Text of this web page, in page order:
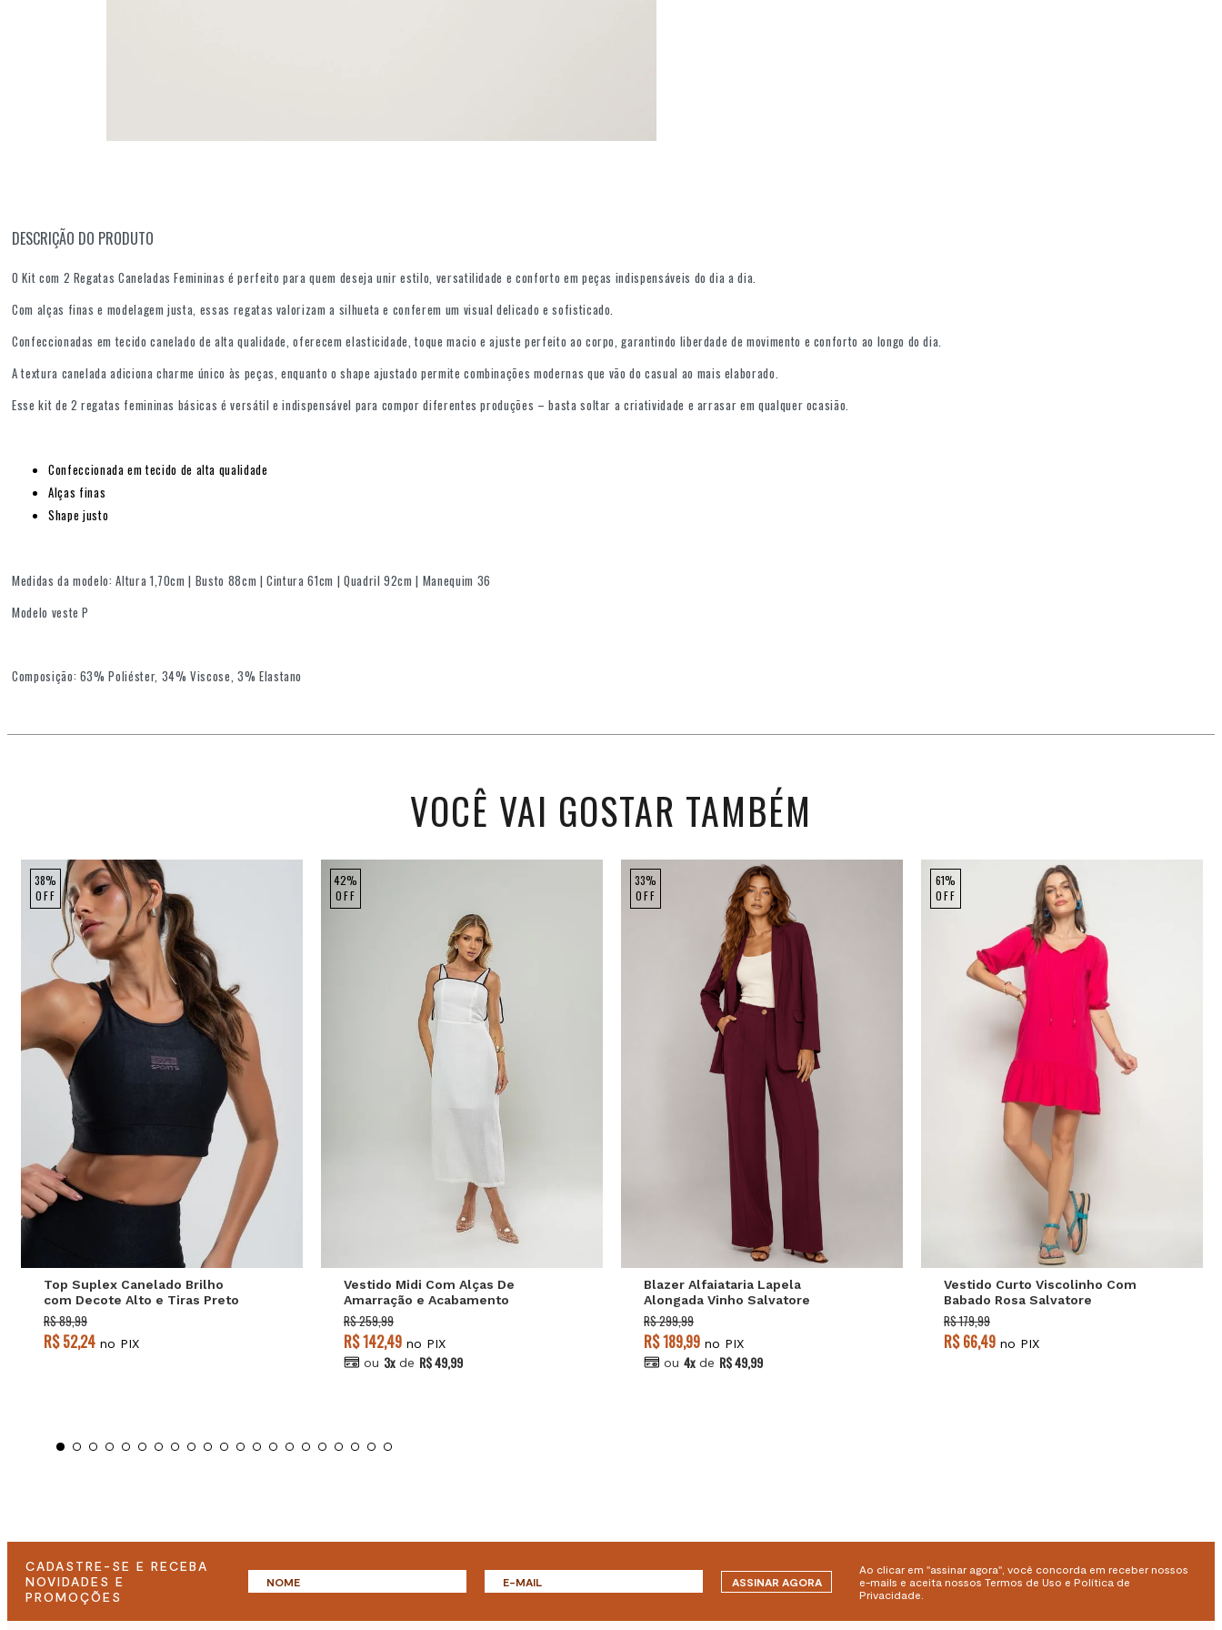
DESCRIÇÃO DO PRODUTO
O Kit com 2 Regatas Caneladas Femininas é perfeito para quem deseja unir estilo, versatilidade e conforto em peças indispensáveis do dia a dia.
Com alças finas e modelagem justa, essas regatas valorizam a silhueta e conferem um visual delicado e sofisticado.
Confeccionadas em tecido canelado de alta qualidade, oferecem elasticidade, toque macio e ajuste perfeito ao corpo, garantindo liberdade de movimento e conforto ao longo do dia.
A textura canelada adiciona charme único às peças, enquanto o shape ajustado permite combinações modernas que vão do casual ao mais elaborado.
Esse kit de 2 regatas femininas básicas é versátil e indispensável para compor diferentes produções – basta soltar a criatividade e arrasar em qualquer ocasião.
Confeccionada em tecido de alta qualidade
Alças finas
Shape justo
Medidas da modelo: Altura 1,70cm | Busto 88cm | Cintura 61cm | Quadril 92cm | Manequim 36
Modelo veste P
Composição: 63% Poliéster, 34% Viscose, 3% Elastano
VOCÊ VAI GOSTAR TAMBÉM
38%
OFF
M
Top Suplex Canelado Brilho
com Decote Alto e Tiras Preto
Salvatore
R$ 89,99
R$ 52,24 no PIX
42%
OFF
Vestido Midi Com Alças De
Amarração e Acabamento
Contrastante Branco Salvatore
R$ 259,99
R$ 142,49 no PIX
ou 3x de R$ 49,99
33%
OFF
M
Blazer Alfaiataria Lapela
Alongada Vinho Salvatore
R$ 299,99
R$ 189,99 no PIX
ou 4x de R$ 49,99
61%
OFF
M
Vestido Curto Viscolinho Com
Babado Rosa Salvatore
R$ 179,99
R$ 66,49 no PIX
CADASTRE-SE E RECEBA
NOVIDADES E
PROMOÇÕES
ASSINAR AGORA
Ao clicar em "assinar agora", você concorda em receber nossos
e-mails e aceita nossos Termos de Uso e Política de
Privacidade.